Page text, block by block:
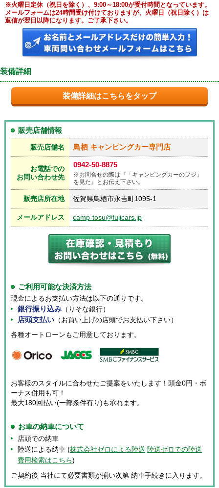
※火曜日定休（祝日を除く）、9:00～18:00が受付時間となっています。
メールフォームは24時間受け付けておりますが、火曜日（祝日除く）は
返信が翌日以降になります。ご了承下さい。
装備詳細
装備詳細はこちらをタップ
販売店舗情報
販売店舗名 鳥栖 キャンピングカー専門店
お電話での
お問い合わせ先
0942-50-8875
※お問合せの際は『「キャンピングカーのフジ」
を見た』とお伝え下さい。
販売店所在地 佐賀県鳥栖市永吉町1095-1
メールアドレス camp-tosu@fujicars.jp
ご利用可能な決済方法
現金によるお支払い方法は以下の通りです。
銀行振り込み （りそな銀行）
店頭支払い （お買い上げの店頭でお支払い下さい）
各種オートローンもご用意しております。
お客様のスタイルに合わせたご提案をいたします！頭金0円・ボ
ーナス併用も可！
最大180回払い(一部条件有り)も承れます。
お車の納車について
店頭での納車
陸送による納車 (株式会社ゼロによる陸送 陸送ゼロでの陸送
費用検索はこちら)
ご契約後 当社にて必要書類が揃い次第 納車手続きに入ります。